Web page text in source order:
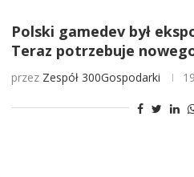
Polski gamedev był
Teraz potrzebuje
przez Zespół 300Gospodarki